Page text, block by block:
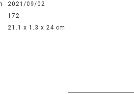
2021/09/02
172
21.1 x 1.3 x 24 cm